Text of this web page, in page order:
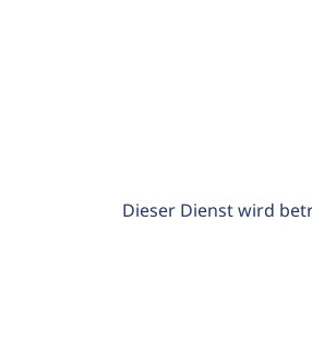
Dieser Dienst wird